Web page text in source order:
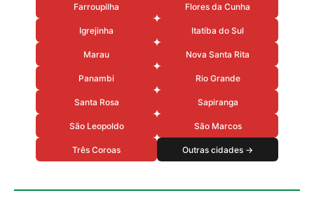
Farroupilha Flores da Cunha
Igrejinha Itatiba do Sul
Marau Nova Santa Rita
Panambi Rio Grande
Santa Rosa Sapiranga
São Leopoldo São Marcos
Três Coroas Outras cidades →